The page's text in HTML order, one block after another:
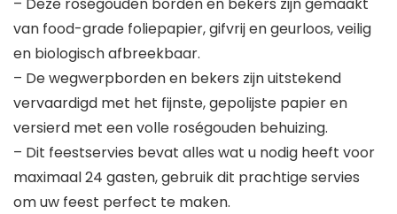
– Deze roségouden borden en bekers zijn gemaakt
van food-grade foliepapier, gifvrij en geurloos, veilig
en biologisch afbreekbaar.
– De wegwerpborden en bekers zijn uitstekend
vervaardigd met het fijnste, gepolijste papier en
versierd met een volle roségouden behuizing.
– Dit feestservies bevat alles wat u nodig heeft voor
maximaal 24 gasten, gebruik dit prachtige servies
om uw feest perfect te maken.